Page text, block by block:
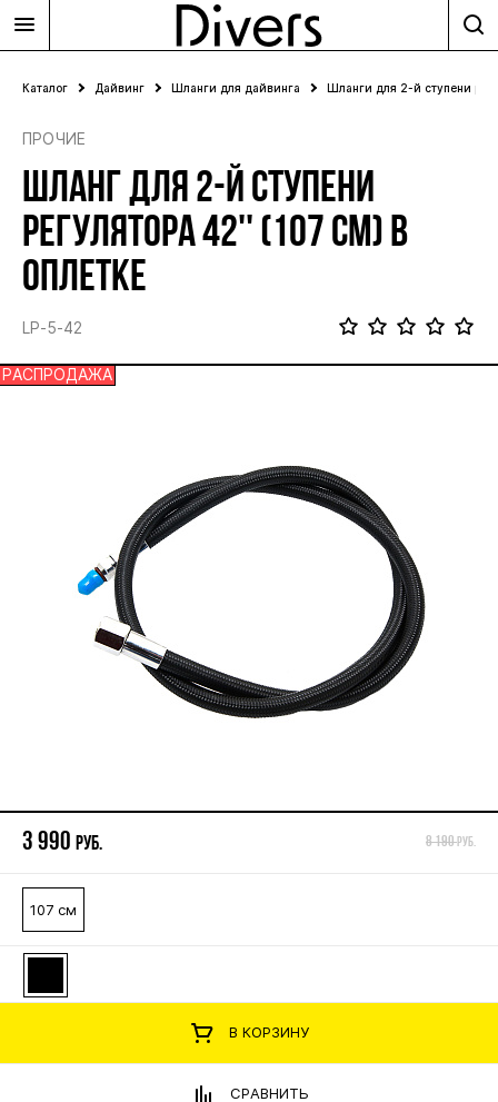
Каталог Дайвинг Шланги для дайвинга Шланги для 2-й ступени
ПРОЧИЕ
ШЛАНГ ДЛЯ 2-Й СТУПЕНИ
РЕГУЛЯТОРА 42'' (107 СМ) В
ОПЛЕТКЕ
LP-5-42
РАСПРОДАЖА
8 190руб.
3 990 руб.
107 см
В КОРЗИНУ
СРАВНИТЬ